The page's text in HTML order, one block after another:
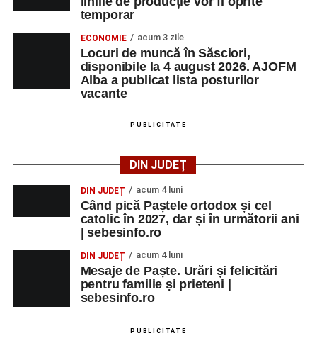
Fanfarei din Petrești;
Trupei de Dansuri Săsești;
Alexandrei Pamfilie;
Alfred Dahinten.
– Proiecție cinematografică:
de Federico Fellini și Tullio Pinelli.
MARȚI, 25 AUGUST 2026
Grădina Muzeului Municipal „Ioan
Raica” Sebeș
„Armonia artelor”– salon literar și întâlnire
cu artele plastice, organizat alături de artiști locali.
– Proiecție cinematografică:
temporar
ECONOMIE acum 3 zile
Locuri de muncă în Săsciori,
disponibile la 4 august 2026. AJOFM
Alba a publicat lista posturilor
vacante
PUBLICITATE
DIN JUDEȚ
DIN JUDEȚ acum 4 luni
Când pică Paștele ortodox și cel
catolic în 2027, dar și în următorii ani
| sebesinfo.ro
DIN JUDEȚ acum 4 luni
Mesaje de Paște. Urări și felicitări
pentru familie și prieteni |
sebesinfo.ro
PUBLICITATE